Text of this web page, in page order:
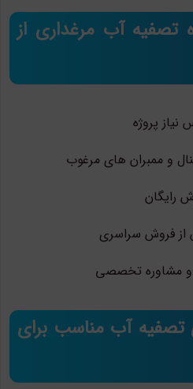
تصفیه آب مرغداری از
پروژه
و ممبران های مرغوب
رایگان
فروش سراسری
و مشاوره تخصصی
تصفیه آب مناسب برای